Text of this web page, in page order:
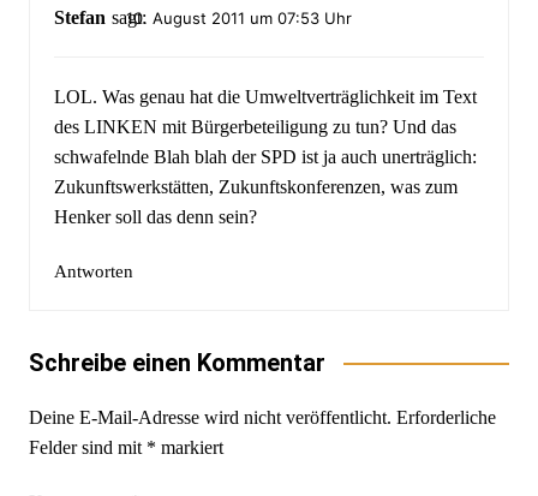
Stefan sagt:
10. August 2011 um 07:53 Uhr
LOL. Was genau hat die Umweltverträglichkeit im Text
des LINKEN mit Bürgerbeteiligung zu tun? Und das
schwafelnde Blah blah der SPD ist ja auch unerträglich:
Zukunftswerkstätten, Zukunftskonferenzen, was zum
Henker soll das denn sein?
Antworten
Schreibe einen Kommentar
Deine E-Mail-Adresse wird nicht veröffentlicht. Erforderliche
Felder sind mit * markiert